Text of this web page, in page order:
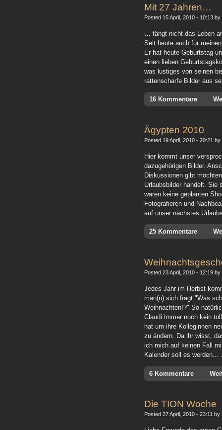
Mit 27 Jahren…
Posted 15 April, 2010 - 10:13 by
… fängt nicht das Leben
Seit heute auch für
Er hat heute Geburtstag
einen lieben
was lustiges von seinen
rattenscharfe Bilder aus
16 Kommentare
Ägypten 2010
Posted 19 April, 2010 - 20:21 by
Hier kommt unser
dazugehörigen Bilder.
Diskussionen gibt
Urlaubsbilder handelt. Sie
waren keine geplanten
Fotografieren und
auf unser nächstes
25 Kommentare
Posted 23 April, 2010 - 12:19 by
Jedes Jahr im Herbst
man(n) sich fragt "Was
Weihnachten!?" So
Claudi immer noch kein
hat um ihre Kolleginnen
zu ändern. Da ihr wisst,
ich mich auf keinen Fall
Kalender soll es werden...
6 Kommentare
Die TION Woche
Posted 27 April, 2010 - 23:11 by